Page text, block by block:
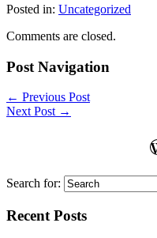
Posted in: Uncategorized
Comments are closed.
Post Navigation
← Previous Post
Next Post →
Search for:
Recent Posts